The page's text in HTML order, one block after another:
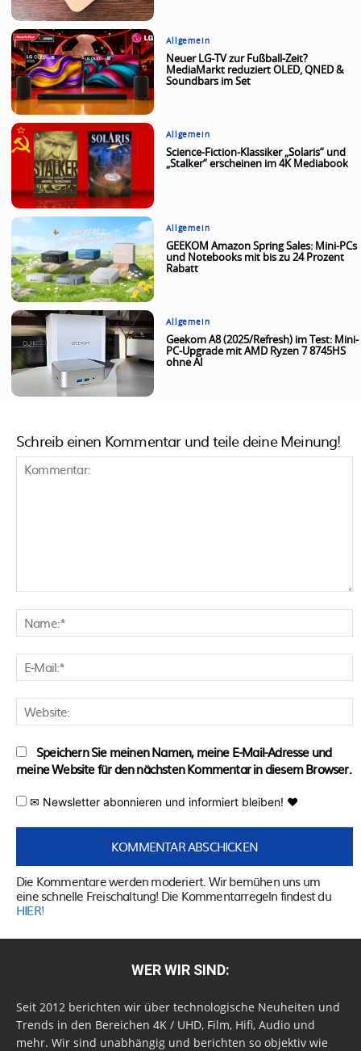
Allgemein
Neuer LG-TV zur Fußball-Zeit?
MediaMarkt reduziert OLED, QNED &
Soundbars im Set
Allgemein
Science-Fiction-Klassiker „Solaris“ und
„Stalker“ erscheinen im 4K Mediabook
Allgemein
GEEKOM Amazon Spring Sales: Mini-PCs
und Notebooks mit bis zu 24 Prozent
Rabatt
Allgemein
Geekom A8 (2025/Refresh) im Test: Mini-
PC-Upgrade mit AMD Ryzen 7 8745HS
ohne AI
Schreib einen Kommentar und teile deine Meinung!
Speichern Sie meinen Namen, meine E-Mail-Adresse und
meine Website für den nächsten Kommentar in diesem Browser.
✉ Newsletter abonnieren und informiert bleiben! ♥
Die Kommentare werden moderiert. Wir bemühen uns um
eine schnelle Freischaltung! Die Kommentarregeln findest du
HIER!
WER WIR SIND:
Seit 2012 berichten wir über technologische Neuheiten und
Trends in den Bereichen 4K / UHD, Film, Hifi, Audio und
mehr. Wir sind unabhängig und berichten so objektiv wie